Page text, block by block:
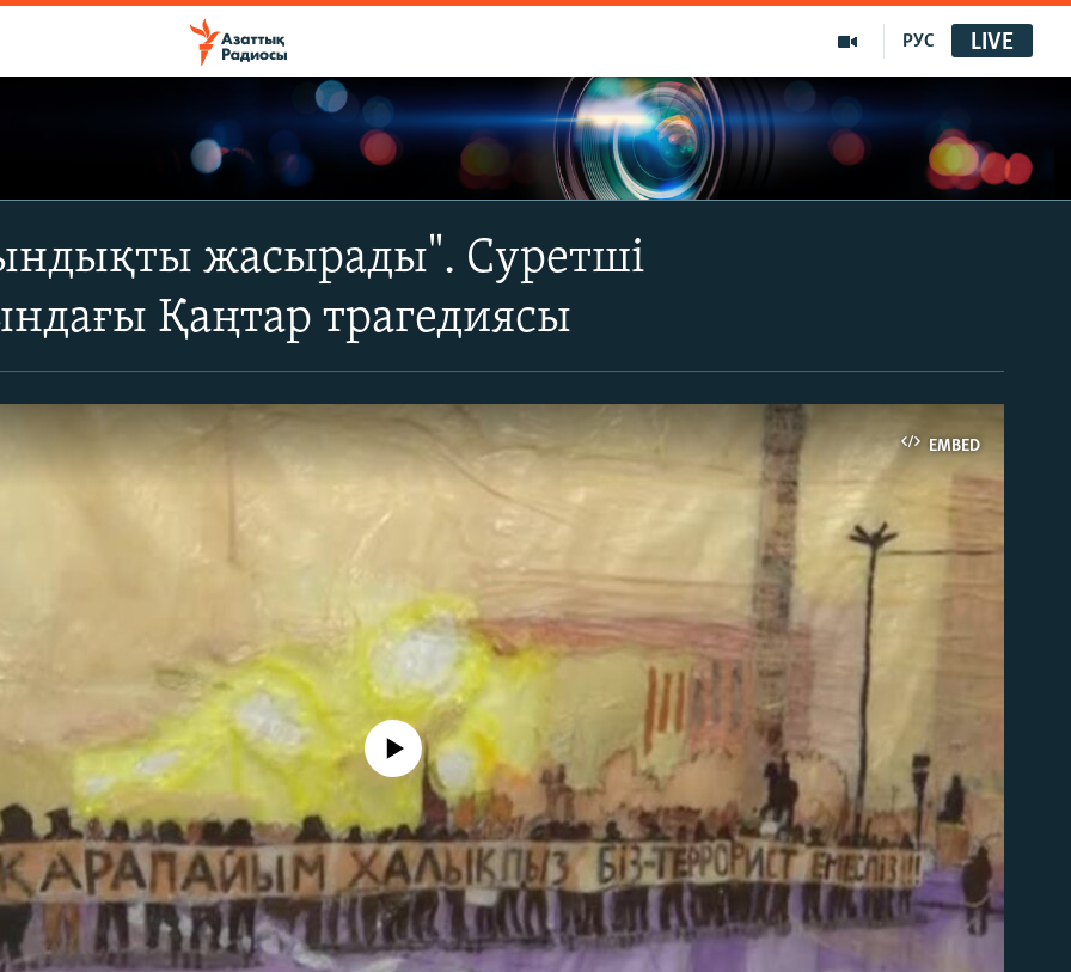
РУС LIVE
жасырады". Суретші
Қаңтар трагедиясы
EMBED
No media source currently available